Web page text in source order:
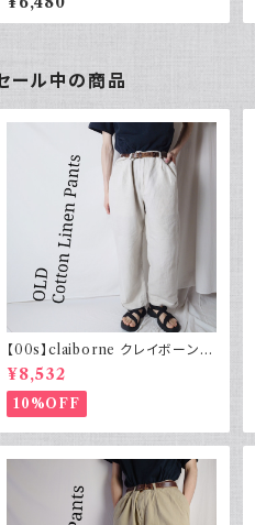
ヨーロッパ古着 ボックスシルエット
ール中の商品
【00s】claiborne クレイボーン リ
ネンコットンパンツ ツータック
¥8,532
10%OFF